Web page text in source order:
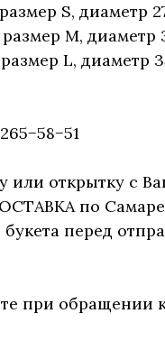
S, диаметр
М, диаметр
L, диаметр
или открытку с
по Самаре
перед
при обращении